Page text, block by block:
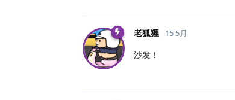
老狐狸 15 5月
沙发！